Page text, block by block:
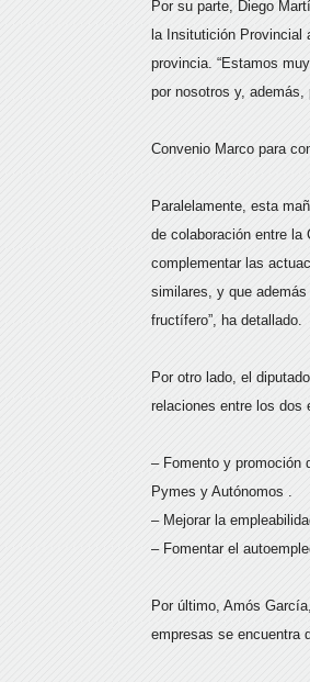
Por su parte, Diego
la Insitutición Provincial
provincia. “Estamos
por nosotros y, además,
Convenio Marco para
Paralelamente, esta
de colaboración entre la
complementar las
similares, y que
fructífero”, ha detallado.
Por otro lado, el
relaciones entre los dos
– Fomento y promoción
Pymes y Autónomos .
– Mejorar la
– Fomentar el
Por último, Amós
empresas se encuentra